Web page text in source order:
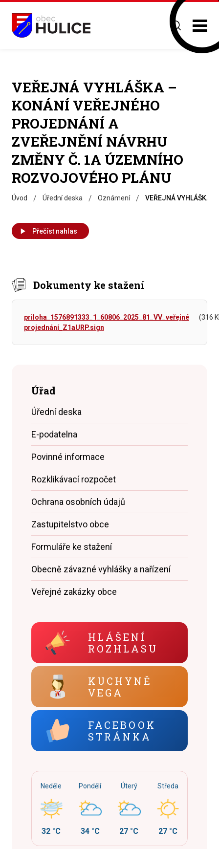
VEŘEJNÁ VYHLÁŠKA –
KONÁNÍ VEŘEJNÉHO
PROJEDNÁNÍ A
ZVEŘEJNĚNÍ NÁVRHU
ZMĚNY Č. 1A ÚZEMNÍHO
ROZVOJOVÉHO PLÁNU
Úvod / Úřední deska / Oznámení / VEŘEJNÁ VYHLÁŠKA
Přečíst nahlas
Dokumenty ke stažení
priloha_1576891333_1_60806_2025_81_VV_veřejné
projednání_Z1aURP.sign
(316
Úřad
Úřední deska
E-podatelna
Povinné informace
Rozklikávací rozpočet
Ochrana osobních údajů
Zastupitelstvo obce
Formuláře ke stažení
Obecně závazné vyhlášky a nařízení
Veřejné zakázky obce
HLÁŠENÍ
ROZHLASU
KUCHYNĚ
VEGA
FACEBOOK
STRÁNKA
Neděle
32 °C
Pondělí
34 °C
Úterý
27 °C
Středa
27 °C